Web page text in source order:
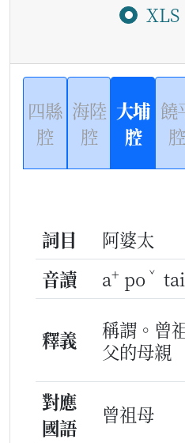
XLS
四縣
腔
海陸
腔
大埔
腔
饒
腔
詞目
阿婆太
音讀
a+ po ˇ tai
釋義
稱謂。曾
父的母親
對應
國語
曾祖母